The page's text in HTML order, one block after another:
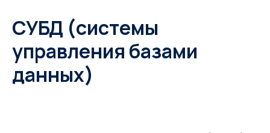
СУБД (системы
управления базами
данных)